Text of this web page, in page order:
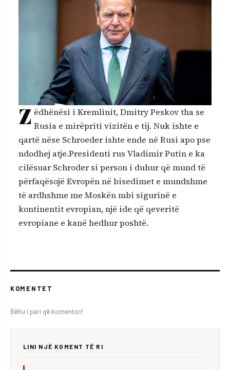
Z ëdhënësi i Kremlinit, Dmitry Peskov tha se
Rusia e mirëpriti vizitën e tij. Nuk ishte e
qartë nëse Schroeder ishte ende në Rusi apo pse
ndodhej atje.Presidenti rus Vladimir Putin e ka
cilësuar Schroder si person i duhur që mund të
përfaqësojë Evropën në bisedimet e mundshme
të ardhshme me Moskën mbi sigurinë e
kontinentit evropian, një ide që qeveritë
evropiane e kanë hedhur poshtë.
KOMENTET
Bëhu i pari që komenton!
LINI NJË KOMENT TË RI